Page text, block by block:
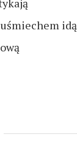
idą